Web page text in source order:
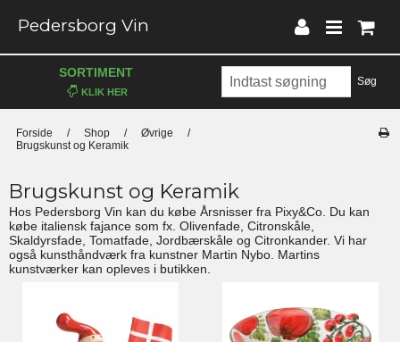
Pedersborg Vin
Søg
SORTIMENT
Forside / Shop / Øvrige
/
Brugskunst og Keramik
Brugskunst og Keramik
Hos Pedersborg Vin kan du købe Årsnisser fra Pixy&Co. Du kan
købe italiensk fajance som fx. Olivenfade, Citronskåle,
Skaldyrsfade, Tomatfade, Jordbærskåle og Citronkander. Vi har
også kunsthåndværk fra kunstner Martin Nybo. Martins
kunstværker kan opleves i butikken.